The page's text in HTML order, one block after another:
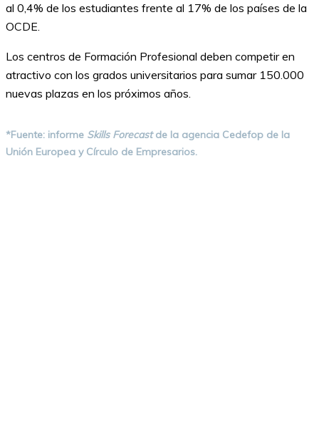
al 0,4% de los estudiantes frente al 17% de los países de la
OCDE.
Los centros de Formación Profesional deben competir en
atractivo con los grados universitarios para sumar 150.000
nuevas plazas en los próximos años.
*Fuente: informe Skills Forecastde la agencia Cedefop de la
Unión Europea y Círculo de Empresarios.